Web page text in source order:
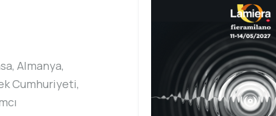
Almanya,
Cumhuriyeti,